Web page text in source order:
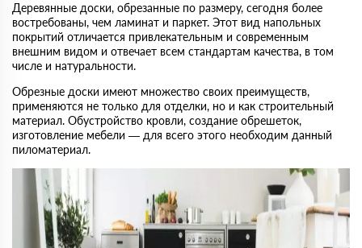
Деревянные доски, обрезанные по размеру, сегодня более
востребованы, чем ламинат и паркет. Этот вид напольных
покрытий отличается привлекательным и современным
внешним видом и отвечает всем стандартам качества, в том
числе и натуральности.
Обрезные доски имеют множество своих преимуществ,
применяются не только для отделки, но и как строительный
материал. Обустройство кровли, создание обрешеток,
изготовление мебели — для всего этого необходим данный
пиломатериал.